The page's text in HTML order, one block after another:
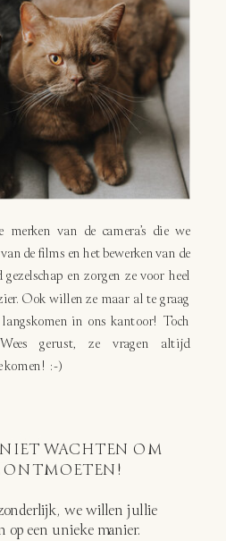
van de camera’s die we
de films en het bewerken van de
en zorgen ze voor heel
Ook willen ze maar al te graag
in ons kantoor! Toch
Wees gerust, ze vragen altijd
komen! :-)
we willen jullie
op een unieke manier.
WACHTEN OM
ONTMOETEN!